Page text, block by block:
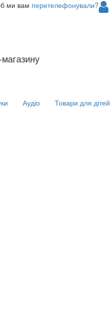
ми вам перетелефонували?
Аудіо Товари для дітей